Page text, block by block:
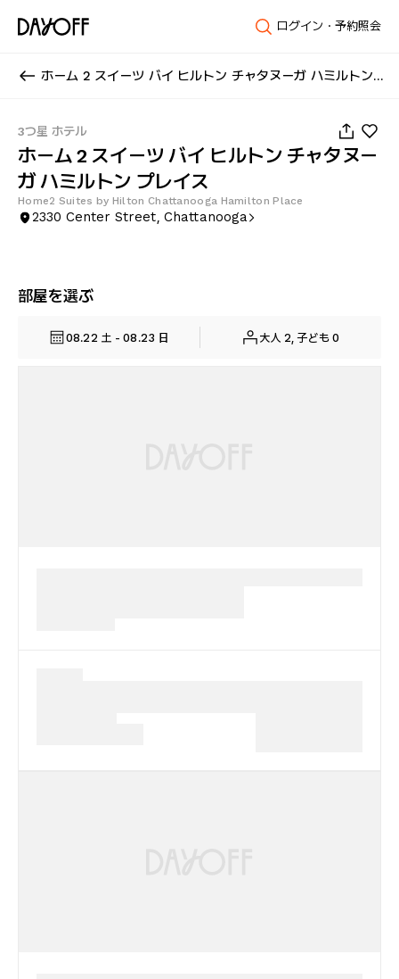
ログイン・予約照会
ホーム 2 スイーツ バイ ヒルトン チャタヌーガ ハミルトン プレイス
3つ星 ホテル
ホーム 2 スイーツ バイ ヒルトン チャタヌー
ガ ハミルトン プレイス
Home2 Suites by Hilton Chattanooga Hamilton Place
2330 Center Street, Chattanooga
部屋を選ぶ
08.22 土 - 08.23 日 大人 2, 子ども 0